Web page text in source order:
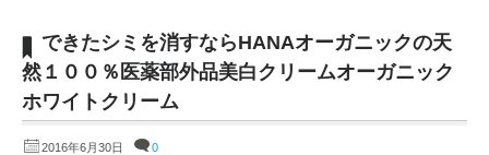
できたシミを消すならHANAオーガニックの天
然１００％医薬部外品美白クリームオーガニック
ホワイトクリーム
2016年6月30日 0